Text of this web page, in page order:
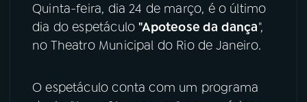
04PROGRAMAS
Quinta-feira, dia 24 de março, é o último
dia do espetáculo "Apoteose da dança",
no Theatro Municipal do Rio de Janeiro.
O espetáculo conta com um programa